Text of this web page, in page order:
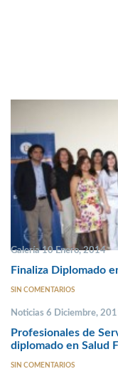
Galería 10 Enero, 2014
Finaliza Diplomado
SIN COMENTARIOS
Noticias 6 Diciembre,
Profesionales de
diplomado en Salud
SIN COMENTARIOS